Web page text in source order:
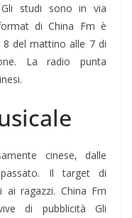
Gli studi sono in via
di China Fm è
8 del mattino alle 7 di
La radio punta
cinese, dalle
Il target di
ai ragazzi. China Fm
di pubblicità Gli